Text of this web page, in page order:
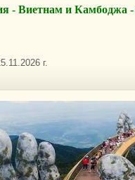
- Виетнам и Камбоджа
г.